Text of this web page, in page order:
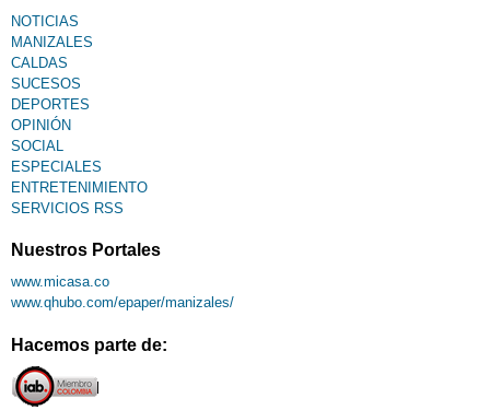
NOTICIAS
MANIZALES
CALDAS
SUCESOS
DEPORTES
OPINIÓN
SOCIAL
ESPECIALES
ENTRETENIMIENTO
SERVICIOS RSS
Nuestros Portales
www.micasa.co
www.qhubo.com/epaper/manizales/
Hacemos parte de: